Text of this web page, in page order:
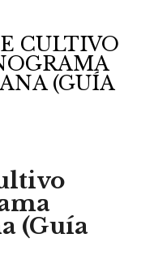
CULTIVO
(GUÍA
(Guía